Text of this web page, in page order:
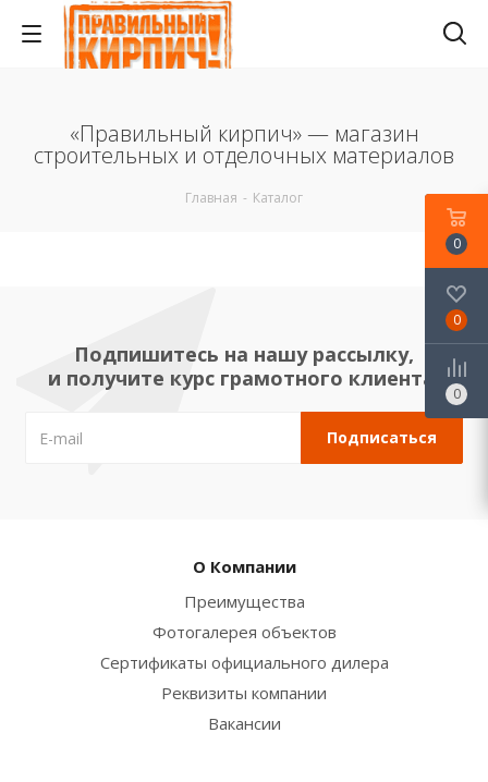
«Правильный кирпич» — магазин
строительных и отделочных материалов
Главная - Каталог
Подпишитесь на нашу рассылку,
и получите курс грамотного клиента!
О Компании
Преимущества
Фотогалерея объектов
Сертификаты официального дилера
Реквизиты компании
Вакансии
0
0
0